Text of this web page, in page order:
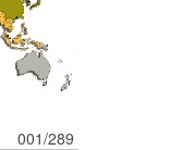
de
2002 -
001/289